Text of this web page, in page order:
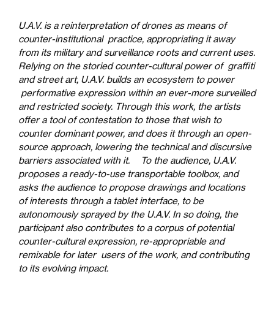
U.A.V. is a reinterpretation of drones as means of
counter-institutional practice, appropriating it away
from its military and surveillance roots and current uses.
Relying on the storied counter-cultural power of graffiti
and street art, U.A.V. builds an ecosystem to power
performative expression within an ever-more surveilled
and restricted society. Through this work, the artists
offer a tool of contestation to those that wish to
counter dominant power, and does it through an open-
source approach, lowering the technical and discursive
barriers associated with it. To the audience, U.A.V.
proposes a ready-to-use transportable toolbox, and
asks the audience to propose drawings and locations
of interests through a tablet interface, to be
autonomously sprayed by the U.A.V. In so doing, the
participant also contributes to a corpus of potential
counter-cultural expression, re-appropriable and
remixable for later users of the work, and contributing
to its evolving impact.